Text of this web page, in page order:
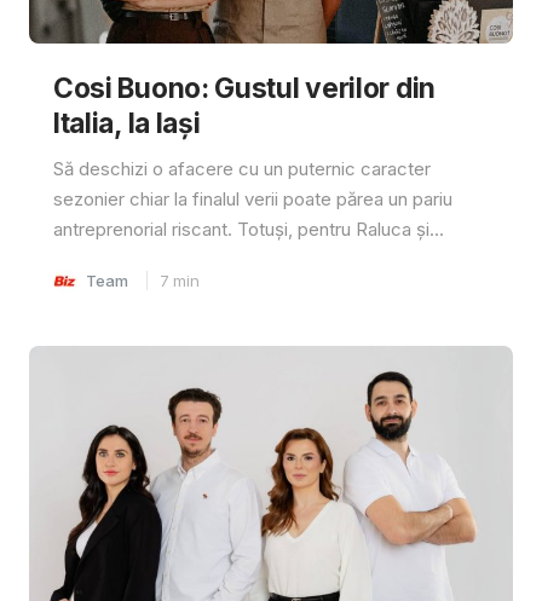
Cosi Buono: Gustul verilor din
Italia, la Iași
Să deschizi o afacere cu un puternic caracter
sezonier chiar la finalul verii poate părea un pariu
antreprenorial riscant. Totuși, pentru Raluca și...
Team 7 min